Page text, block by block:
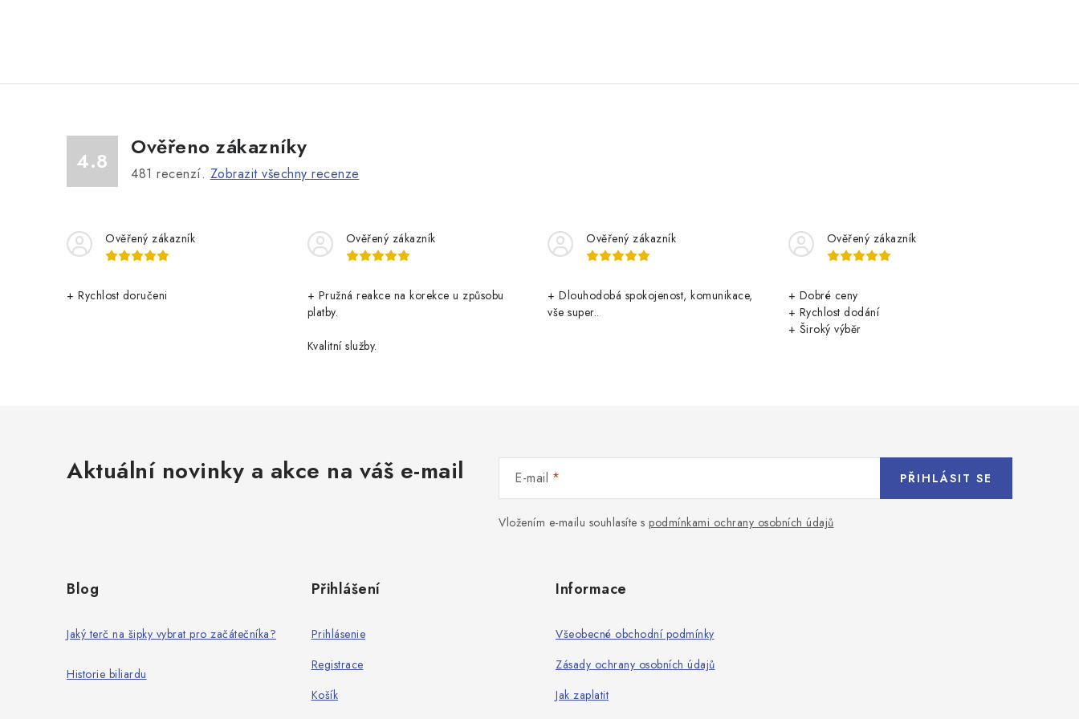
4.8
Ověřeno zákazníky
481 recenzí. Zobrazit všechny recenze
Ověřený zákazník
+ Rychlost doručeni
Ověřený zákazník
+ Pružná reakce na korekce u způsobu
platby.
Kvalitní služby.
Ověřený zákazník
+ Dlouhodobá spokojenost, komunikace,
vše super..
Ověřený zákazník
+ Dobré ceny
+ Rychlost dodání
+ Široký výběr
Aktuální novinky a akce na váš e-mail E-mail
Vložením e-mailu souhlasíte s podmínkami ochrany osobních údajů
PŘIHLÁSIT SE
Blog
Jaký terč na šipky vybrat pro začátečníka?
Historie biliardu
Přihlášení
Prihlásenie
Registrace
Košík
Informace
Všeobecné obchodní podmínky
Zásady ochrany osobních údajů
Jak zaplatit